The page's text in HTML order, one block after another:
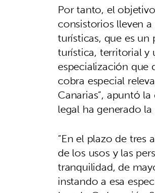
Por tanto, el
consistorios lleven
turísticas, que es
turística, territorial y
especialización que
cobra especial
Canarias”, apuntó
legal ha generado
“En el plazo de tres
de los usos y las
tranquilidad, de
instando a esa